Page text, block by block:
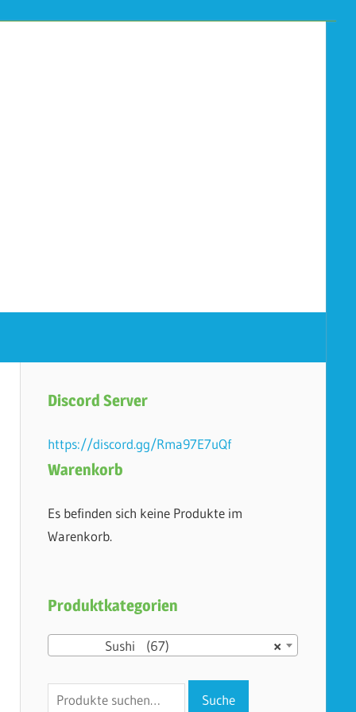
Discord Server
https://discord.gg/Rma97E7uQf
Warenkorb
Es befinden sich keine Produkte im
Warenkorb.
Produktkategorien
×
Sushi (67)
Suche